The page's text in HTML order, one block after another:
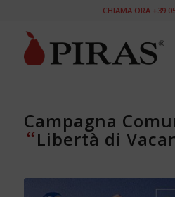
CHIAMA ORA +39
Campagna
“Libertà di